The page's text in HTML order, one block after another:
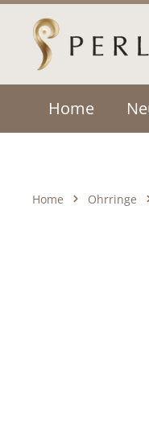
Hauptinhalt springen
Zur Hauptnavigation
Home
Home Ohrringe